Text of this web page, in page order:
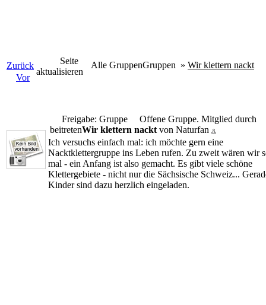
Zurück
Vor
Seite
aktualisieren
Alle GruppenGruppen » Wir klettern nackt
Freigabe: Gruppe
Offene Gruppe. Mitglied durch
beitretenWir klettern nackt von Naturfan
Ich versuchs einfach mal: ich möchte gern eine
Nacktklettergruppe ins Leben rufen. Zu zweit wären wir
mal - ein Anfang ist also gemacht. Es gibt viele schöne
Klettergebiete - nicht nur die Sächsische Schweiz...
Kinder sind dazu herzlich eingeladen.